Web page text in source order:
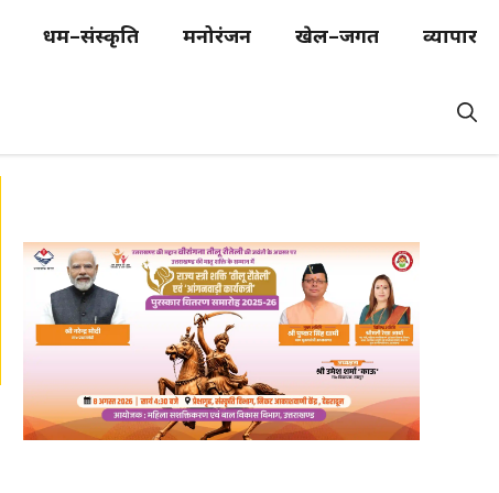
धर्म–संस्कृति मनोरंजन खेल–जगत व्यापार